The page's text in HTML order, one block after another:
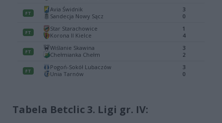
Tabela Betclic 3. Ligi gr. IV: